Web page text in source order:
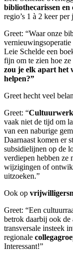
bibliothecarissen
regio’s 1 à 2 keer
Greet: “Waar onze
Leie Schelde een
fijn om te zien hoe
zou je elk apart het
helpen?”
Greet hecht veel
Greet: “
vaak niet de tijd om
van een naburige
Daarnaast komen er
subsidielijnen op de
verdiepen hebben ze
wijzigingen of
uitzoeken.”
Ook op
Greet: “Een
betrok daarbij ook de
transversale insteek
regionale
Interessant!”